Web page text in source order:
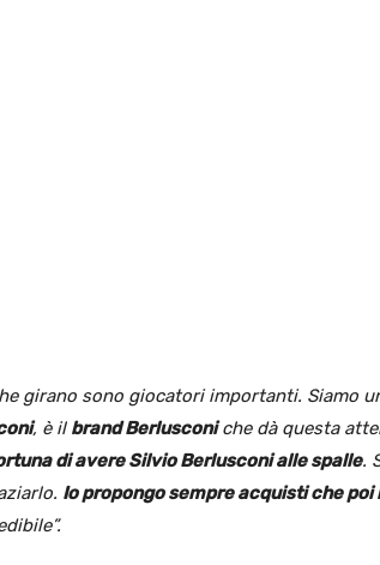
girano sono giocatori importanti. Siamo
, è il brand Berlusconiche dà questa
di avere Silvio Berlusconi alle spalle.
Io propongo sempre acquisti che poi